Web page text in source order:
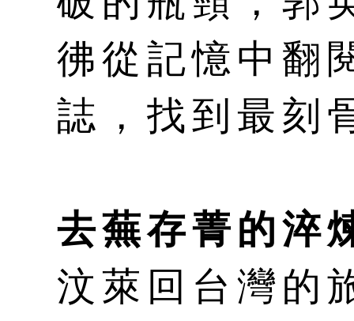
彿從記憶中翻
誌，找到最刻
去蕪存菁的淬
汶萊回台灣的